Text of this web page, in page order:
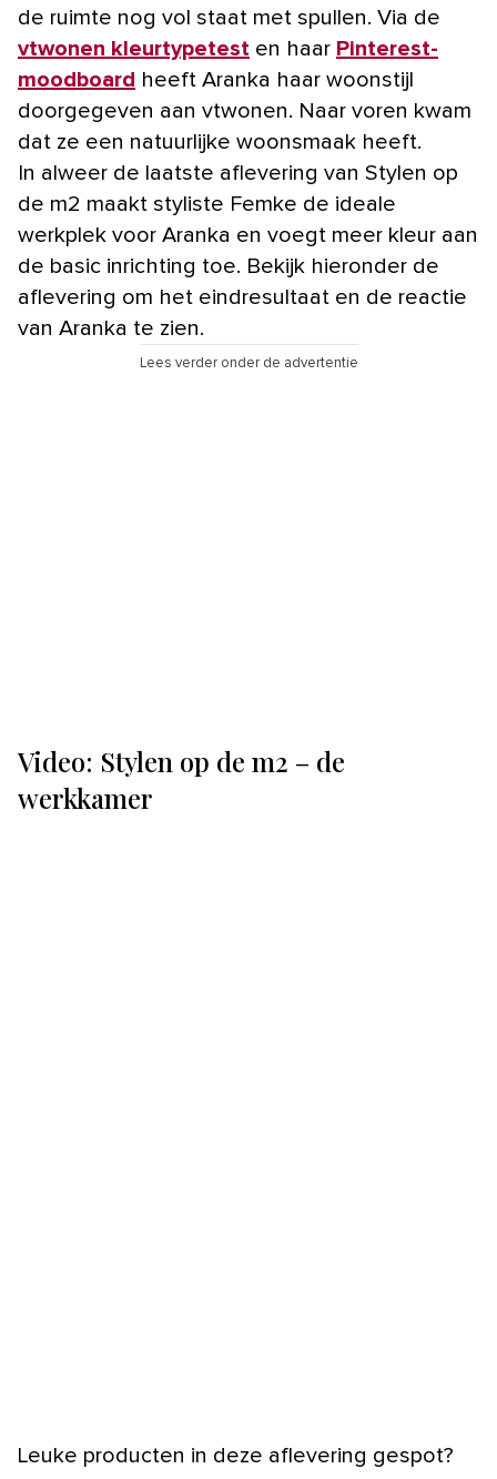
de ruimte nog vol staat met spullen. Via de
vtwonen kleurtypetest en haar Pinterest-
moodboard heeft Aranka haar woonstijl
doorgegeven aan vtwonen. Naar voren kwam
dat ze een natuurlijke woonsmaak heeft.
In alweer de laatste aflevering van Stylen op
de m2 maakt styliste Femke de ideale
werkplek voor Aranka en voegt meer kleur aan
de basic inrichting toe. Bekijk hieronder de
aflevering om het eindresultaat en de reactie
van Aranka te zien.
Lees verder onder de advertentie
Video: Stylen op de m2 – de
werkkamer
Leuke producten in deze aflevering gespot?